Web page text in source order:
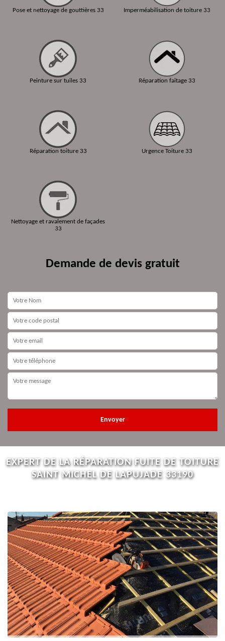
Pose et nettoyage de gouttières 33
Peinture sur tuiles 33
Réparation toiture 33
Nettoyage et ravalement de façades
33
Imperméabilisation de toiture 33
Réparation faitage 33
Urgence Toiture 33
Demande de devis gratuit
EXPERT DE LA RÉPARATION FUITE DE TOITURE
SAINT MICHEL DE LAPUJADE 33190